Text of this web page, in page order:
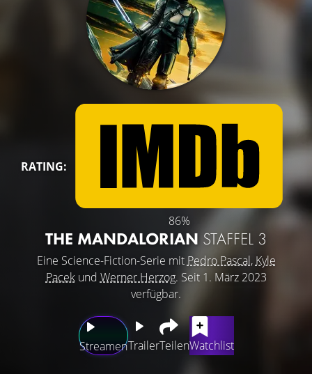
RATING:
86%
THE MANDALORIAN STAFFEL 3
Eine Science-Fiction-Serie mit Pedro Pascal, Kyle
Pacekund Werner Herzog. Seit 1. März 2023
verfügbar.
StreamenTrailerTeilenWatchlist